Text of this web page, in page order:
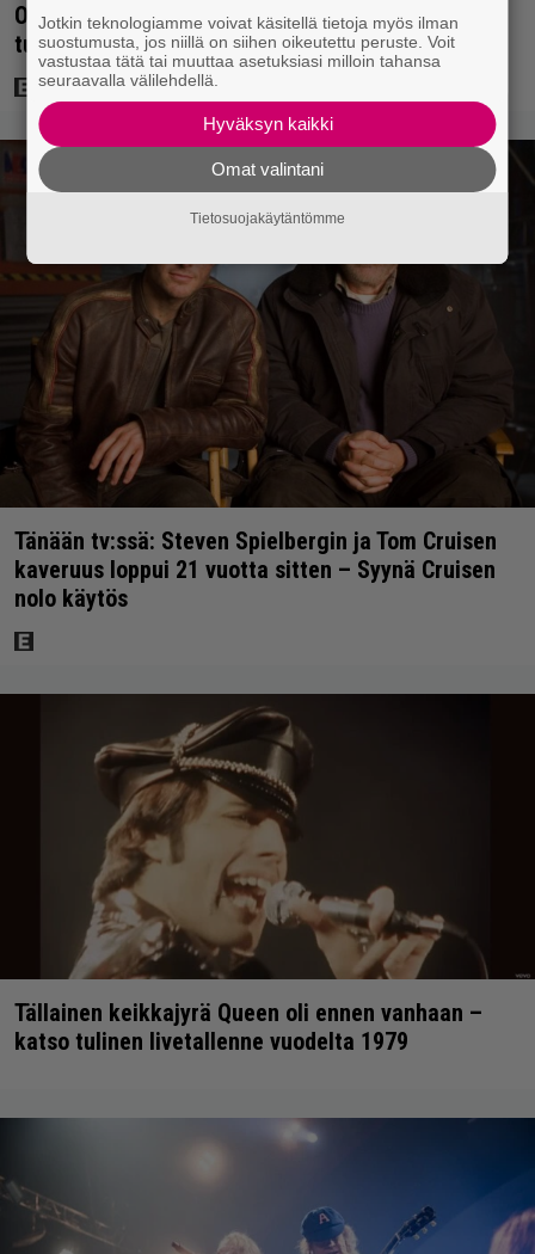
Ohjaaja lähti kalppimaan 870 miljoonaa dollaria
tuottaneen elokuvan jatko-osasta
Tänään tv:ssä: Steven Spielbergin ja Tom Cruisen
kaveruus loppui 21 vuotta sitten – Syynä Cruisen
nolo käytös
Tällainen keikkajyrä Queen oli ennen vanhaan –
katso tulinen livetallenne vuodelta 1979
Jotkin teknologiamme voivat käsitellä tietoja myös ilman
suostumusta, jos niillä on siihen oikeutettu peruste. Voit
vastustaa tätä tai muuttaa asetuksiasi milloin tahansa
seuraavalla välilehdellä.
Hyväksyn kaikki
Omat valintani
Tietosuojakäytäntömme